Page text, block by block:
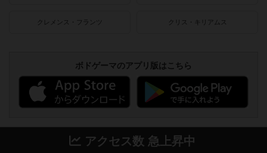
クレメンス・フランツ クリス・キリアムス
ボドゲーマのアプリ版はこちら
アクセス数 急上昇中